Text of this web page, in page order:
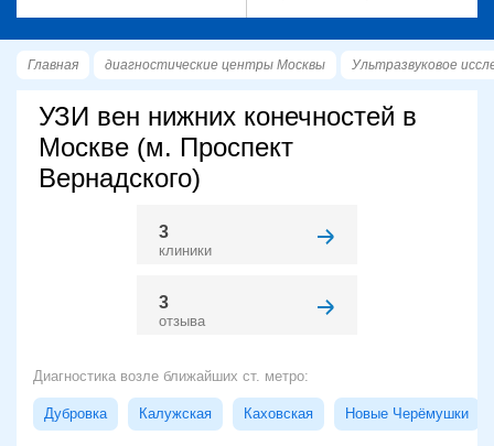
Главная диагностические центры Москвы Ультразвуковое
УЗИ вен нижних конечностей в
Москве (м. Проспект
Вернадского)
3
клиники
3
отзыва
Диагностика возле ближайших ст. метро:
Дубровка Калужская Каховская Новые Черёмушки